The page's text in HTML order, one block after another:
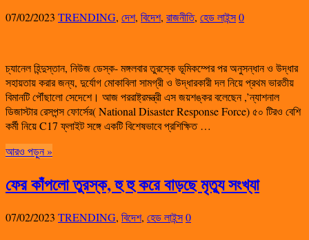
07/02/2023 TRENDING, দেশ, বিদেশ, রাজনীতি, হেড লাইন্স0
চ্যানেল হিন্দুস্তান, নিউজ ডেস্ক- মঙ্গলবার তুরস্কে ভূমিকম্পের পর অনুসন্ধান ও উদ্ধার
সহায়তায় করার জন্য, দুর্যোগ মোকাবিলা সামগ্রী ও উদ্ধারকারী দল নিয়ে প্রথম ভারতীয়
বিমানটি পৌঁছালো সেদেশে। আজ পররাষ্ট্রমন্ত্রী এস জয়শঙ্কর বলেছেন ,’ন্যাশনাল
ডিজাস্টার রেসপন্স ফোর্সের( National Disaster Response Force) ৫০ টিরও বেশি
কর্মী নিয়ে C17 ফ্লাইট সঙ্গে একটি বিশেষভাবে প্রশিক্ষিত …
আরও পড়ুন »
ফের কাঁপলো তুরস্ক, হু হু করে বাড়ছে মৃত্যু সংখ্যা
07/02/2023 TRENDING, বিদেশ, হেড লাইন্স0